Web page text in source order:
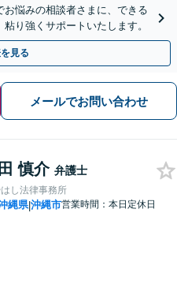
お悩みの相談者さまに、できる
り強くサポートいたします。
見る
メールでお問い合わせ
慎介 弁護士
し法律事務所
縄県|沖縄市営業時間：本日定休日